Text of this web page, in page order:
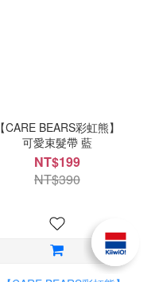
【CARE BEARS彩虹熊】
可愛束髮帶 藍
NT$199
NT$390